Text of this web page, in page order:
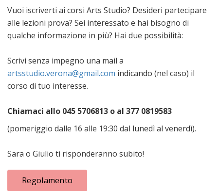
Vuoi iscriverti ai corsi Arts Studio? Desideri partecipare
alle lezioni prova? Sei interessato e hai bisogno di
qualche informazione in più? Hai due possibilità:
Scrivi senza impegno una mail a
artsstudio.verona@gmail.com indicando (nel caso) il
corso di tuo interesse.
Chiamaci allo 045 5706813 o al 377 0819583
(pomeriggio dalle 16 alle 19:30 dal lunedì al venerdì).
Sara o Giulio ti risponderanno subito!
Regolamento